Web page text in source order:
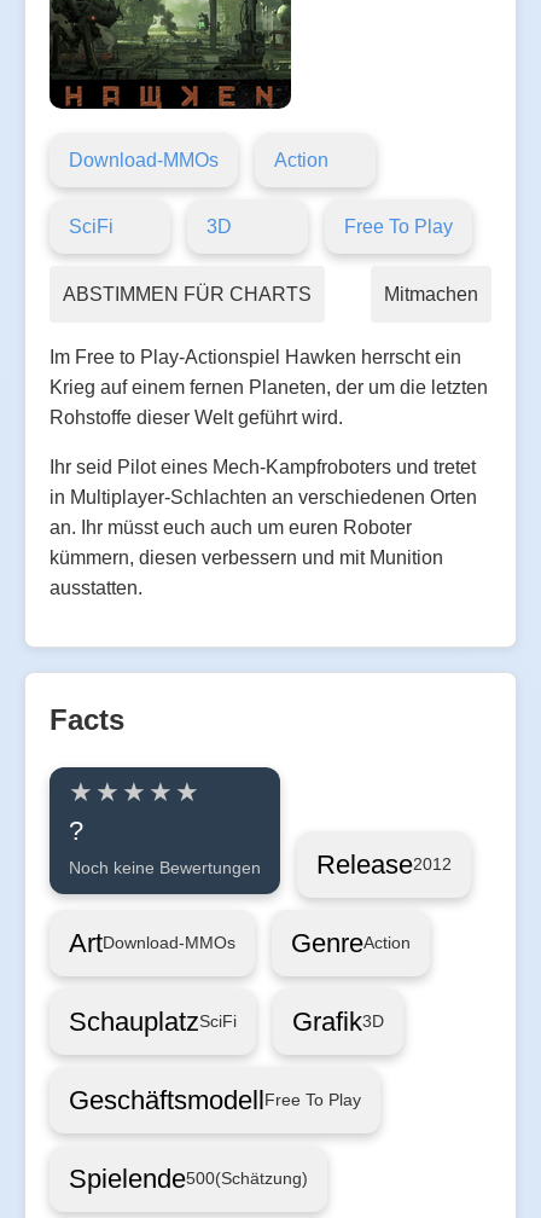
Download-MMOs Action
SciFi 3D Free To Play
ABSTIMMEN FÜR CHARTS Mitmachen
Im Free to Play-Actionspiel Hawken herrscht ein
Krieg auf einem fernen Planeten, der um die letzten
Rohstoffe dieser Welt geführt wird.
Ihr seid Pilot eines Mech-Kampfroboters und tretet
in Multiplayer-Schlachten an verschiedenen Orten
an. Ihr müsst euch auch um euren Roboter
kümmern, diesen verbessern und mit Munition
ausstatten.
Facts
?
Noch keine Bewertungen Release2012
ArtDownload-MMOs GenreAction
SchauplatzSciFi Grafik3D
GeschäftsmodellFree To Play
Spielende500(Schätzung)